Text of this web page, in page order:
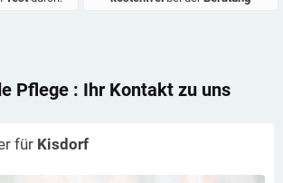
Pflege : Ihr Kontakt zu uns
für Kisdorf